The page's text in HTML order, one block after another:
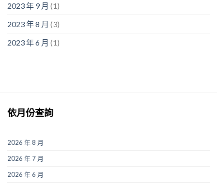
2023 年 9 月 (1)
2023 年 8 月 (3)
2023 年 6 月 (1)
依月份查詢
2026 年 8 月
2026 年 7 月
2026 年 6 月